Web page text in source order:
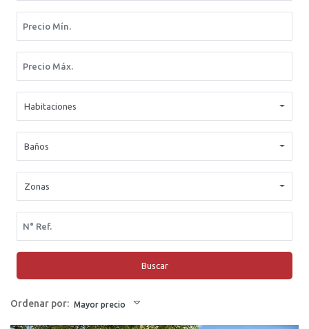
Habitaciones
Baños
Zonas
Buscar
Ordenar por: Mayor precio